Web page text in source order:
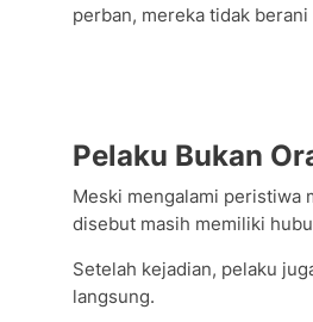
perban, mereka tidak
Pelaku Bukan
Meski mengalami peristiwa
disebut masih memiliki
Setelah kejadian, pelaku
langsung.